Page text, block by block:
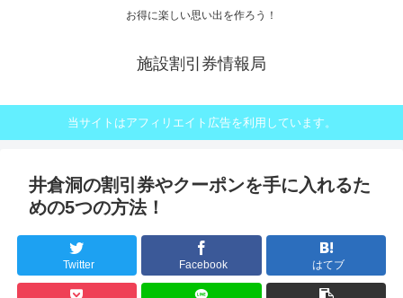
お得に楽しい思い出を作ろう！
施設割引券情報局
当サイトはアフィリエイト広告を利用しています。
井倉洞の割引券やクーポンを手に入れるた
めの5つの方法！
Twitter Facebook はてブ